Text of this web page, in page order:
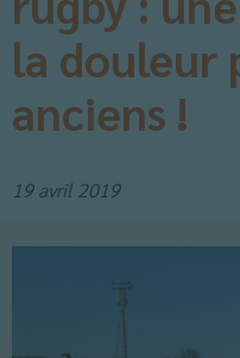
la douleur
anciens !
19 avril 2019